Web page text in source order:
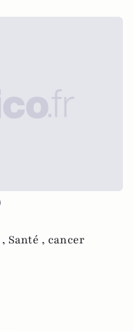
Santé , cancer